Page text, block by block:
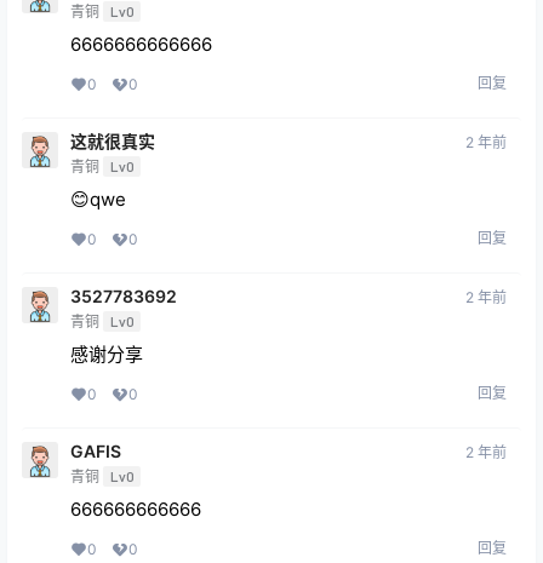
青铜 Lv0
6666666666666
0 0 回复
这就很真实
青铜 Lv0
2 年前
😊qwe
0 0 回复
3527783692
青铜 Lv0
2 年前
感谢分享
0 0 回复
GAFIS
青铜 Lv0
2 年前
666666666666
0 0 回复